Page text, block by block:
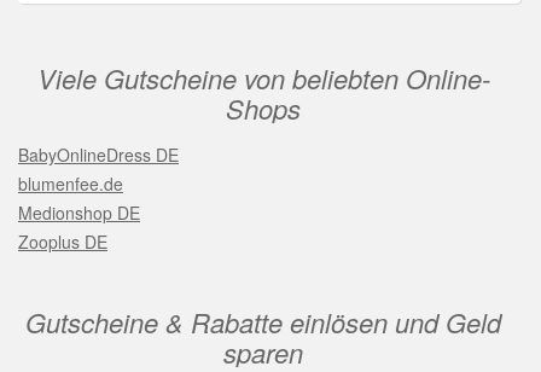
Viele Gutscheine von beliebten Online-
Shops
BabyOnlineDress DE
blumenfee.de
Medionshop DE
Zooplus DE
Gutscheine & Rabatte einlösen und Geld
sparen